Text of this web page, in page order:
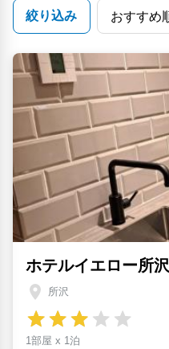
絞り込み
ホテルイエロー所沢
所沢
1部屋 x 1泊